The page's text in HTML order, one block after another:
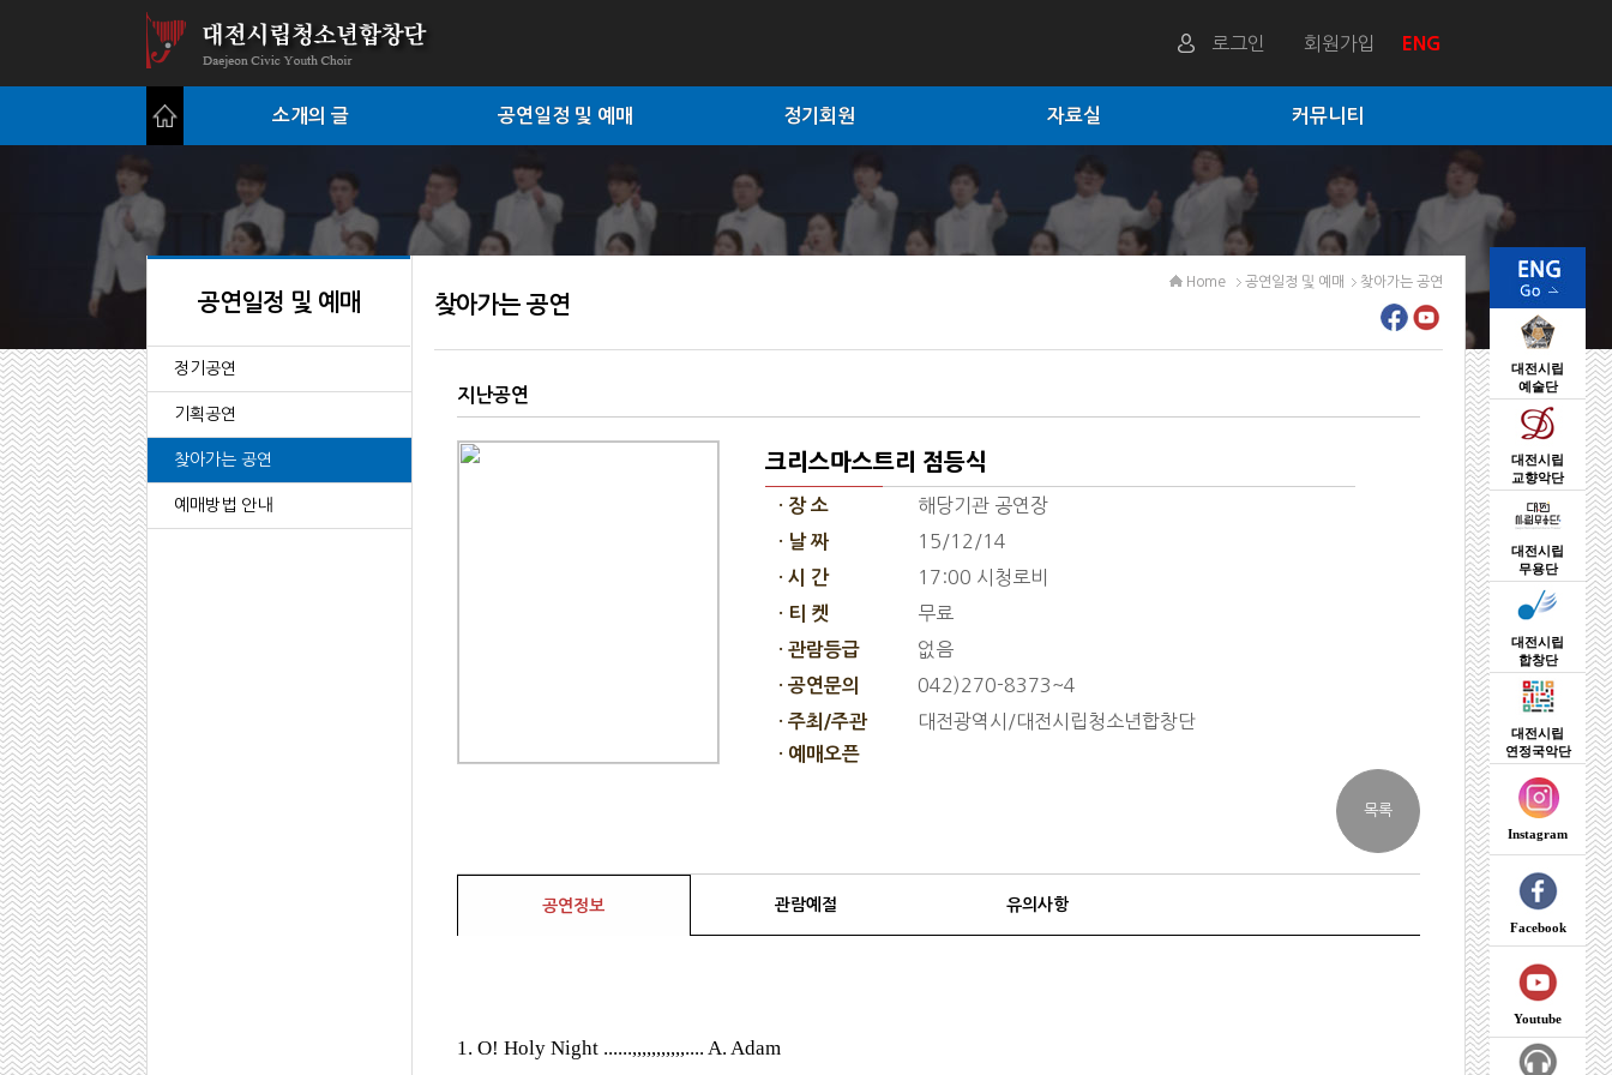
로그인 회원가입 ENG
대전시립
예술단
대전시립
교향악단
대전시립
무용단
대전시립
합창단
대전시립
연정국악단
Instagram
Facebook
Youtube
소개의 글 공연일정 및 예매 정기회원 자료실 커뮤니티
공연일정 및 예매
정기공연
기획공연
찾아가는 공연
예매방법 안내
찾아가는 공연
Home 공연일정 및 예매 찾아가는 공연
지난공연
크리스마스트리 점등식
· 장 소 해당기관 공연장
· 날 짜 15/12/14
· 시 간 17:00 시청로비
· 티 켓 무료
· 관람등급 없음
· 공연문의 042)270-8373~4
· 주최/주관 대전광역시/대전시립청소년합창단
· 예매오픈
공연정보 관람예절 유의사항
1. O! Holy Night ......,,,,,,,,,,,.... A. Adam